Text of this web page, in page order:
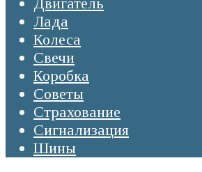
Лада
Колеса
Свечи
Коробка
Советы
Страхование
Сигнализация
Шины